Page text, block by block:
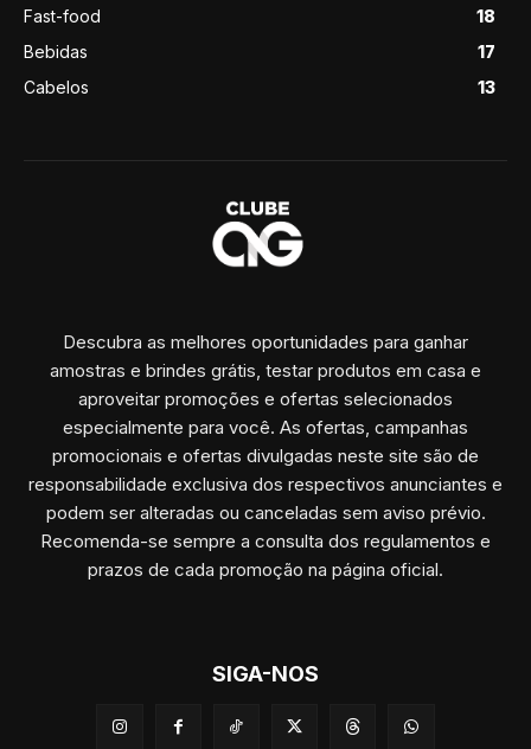
Fast-food
18
Bebidas
17
Cabelos
13
Descubra as melhores oportunidades para ganhar
amostras e brindes grátis, testar produtos em casa e
aproveitar promoções e ofertas selecionados
especialmente para você. As ofertas, campanhas
promocionais e ofertas divulgadas neste site são de
responsabilidade exclusiva dos respectivos anunciantes e
podem ser alteradas ou canceladas sem aviso prévio.
Recomenda-se sempre a consulta dos regulamentos e
prazos de cada promoção na página oficial.
SIGA-NOS